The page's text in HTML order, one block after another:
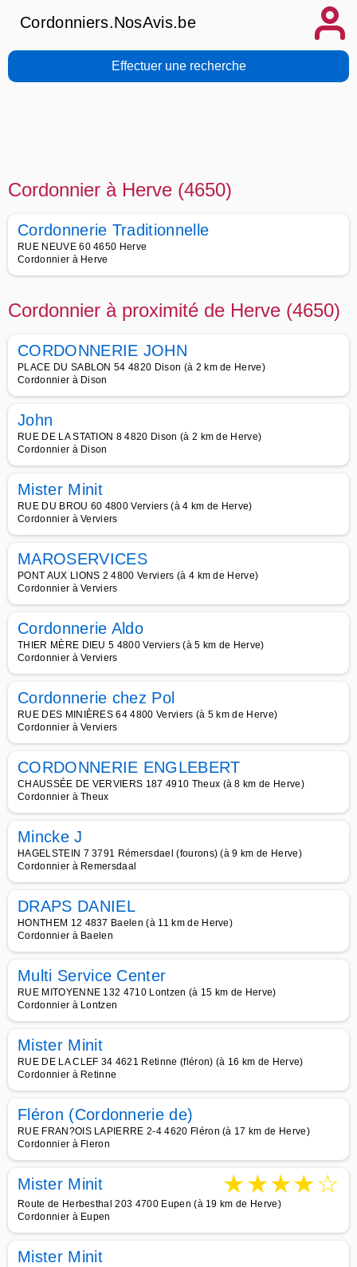
Cordonniers.NosAvis.be
Effectuer une recherche
Cordonnier à Herve (4650)
Cordonnerie Traditionnelle
RUE NEUVE 60 4650 Herve
Cordonnier à Herve
Cordonnier à proximité de Herve (4650)
CORDONNERIE JOHN
PLACE DU SABLON 54 4820 Dison (à 2 km de Herve)
Cordonnier à Dison
John
RUE DE LA STATION 8 4820 Dison (à 2 km de Herve)
Cordonnier à Dison
Mister Minit
RUE DU BROU 60 4800 Verviers (à 4 km de Herve)
Cordonnier à Verviers
MAROSERVICES
PONT AUX LIONS 2 4800 Verviers (à 4 km de Herve)
Cordonnier à Verviers
Cordonnerie Aldo
THIER MÈRE DIEU 5 4800 Verviers (à 5 km de Herve)
Cordonnier à Verviers
Cordonnerie chez Pol
RUE DES MINIÈRES 64 4800 Verviers (à 5 km de Herve)
Cordonnier à Verviers
CORDONNERIE ENGLEBERT
CHAUSSÉE DE VERVIERS 187 4910 Theux (à 8 km de Herve)
Cordonnier à Theux
Mincke J
HAGELSTEIN 7 3791 Rémersdael (fourons) (à 9 km de Herve)
Cordonnier à Remersdaal
DRAPS DANIEL
HONTHEM 12 4837 Baelen (à 11 km de Herve)
Cordonnier à Baelen
Multi Service Center
RUE MITOYENNE 132 4710 Lontzen (à 15 km de Herve)
Cordonnier à Lontzen
Mister Minit
RUE DE LA CLEF 34 4621 Retinne (fléron) (à 16 km de Herve)
Cordonnier à Retinne
Fléron (Cordonnerie de)
RUE FRAN?OIS LAPIERRE 2-4 4620 Fléron (à 17 km de Herve)
Cordonnier à Fleron
Mister Minit ★★★★☆
Route de Herbesthal 203 4700 Eupen (à 19 km de Herve)
Cordonnier à Eupen
Mister Minit